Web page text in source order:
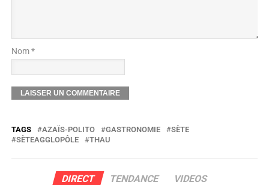
Nom *
TAGS AZAÏS-POLITO GASTRONOMIE
SÈTE
SÈTEAGGLOPÔLE
THAU
DIRECT TENDANCE VIDEOS